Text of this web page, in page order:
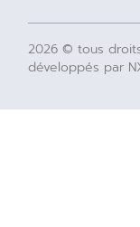
2026 © tous
développés par